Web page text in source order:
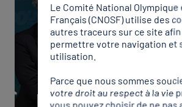
Le Comité National
Français (CNOSF) utilise des
autres traceurs sur ce site
permettre votre navigation et
utilisation.
Parce que nous sommes
votre droit au respect à la vie
vous pouvez choisir de ne pas